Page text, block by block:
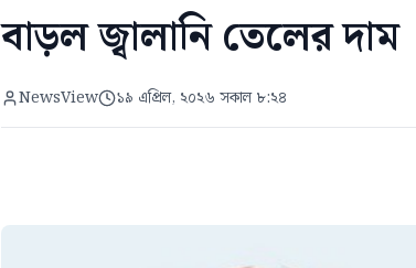
বাড়ল জ্বালানি তেলের দাম
NewsView ১৯ এপ্রিল, ২০২৬ সকাল ৮:২৪